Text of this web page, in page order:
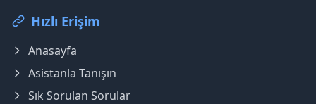
Hızlı Erişim
Anasayfa
Asistanla Tanışın
Sık Sorulan Sorular